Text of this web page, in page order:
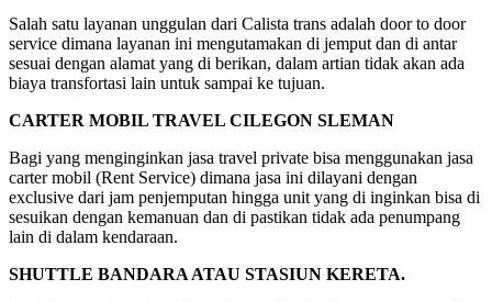
Salah satu layanan unggulan dari Calista trans adalah door to door
service dimana layanan ini mengutamakan di jemput dan di antar
sesuai dengan alamat yang di berikan, dalam artian tidak akan ada
biaya transfortasi lain untuk sampai ke tujuan.
CARTER MOBIL TRAVEL CILEGON SLEMAN
Bagi yang menginginkan jasa travel private bisa menggunakan jasa
carter mobil (Rent Service) dimana jasa ini dilayani dengan
exclusive dari jam penjemputan hingga unit yang di inginkan bisa di
sesuikan dengan kemanuan dan di pastikan tidak ada penumpang
lain di dalam kendaraan.
SHUTTLE BANDARA ATAU STASIUN KERETA.